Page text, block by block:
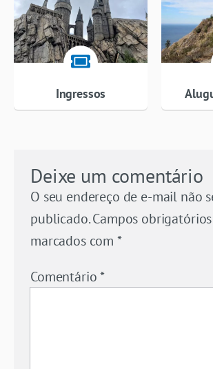
Ingressos
Deixe um comentário
O seu endereço de e-mail não
publicado. Campos
marcados com *
Comentário*